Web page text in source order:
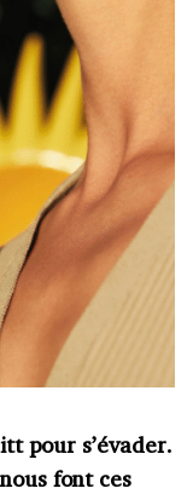
pour s’évader.
font ces